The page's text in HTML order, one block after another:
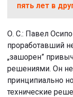
пять лет в
О. С.: Павел
проработавший
„зашорен”
решениями. Он
принципиально
технические